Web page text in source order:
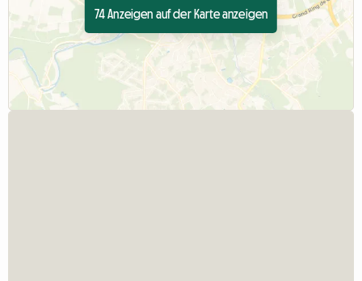
74 Anzeigen auf der Karte anzeigen